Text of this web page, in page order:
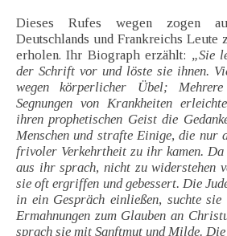
Dieses Rufes wegen zogen
Deutschlands und Frankreichs Leute
erholen. Ihr Biograph erzählt: „Sie
der Schrift vor und löste sie ihnen.
wegen körperlicher Übel;
Segnungen von Krankheiten
ihren prophetischen Geist die
Menschen und strafte Einige, die nur
frivoler Verkehrtheit zu ihr kamen. Da
aus ihr sprach, nicht zu widerstehen
sie oft ergriffen und gebessert. Die
in ein Gespräch einließen, suchte
Ermahnungen zum Glauben an
sprach sie mit Sanftmut und Milde.